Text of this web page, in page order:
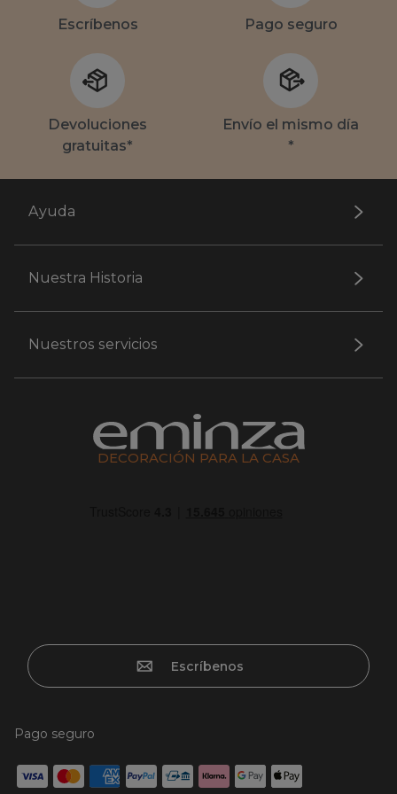
Escríbenos Pago seguro
Devoluciones
gratuitas*
Envío el mismo día
*
Ayuda
Nuestra Historia
Nuestros servicios
DECORACIÓN PARA LA CASA
Escríbenos
Pago seguro